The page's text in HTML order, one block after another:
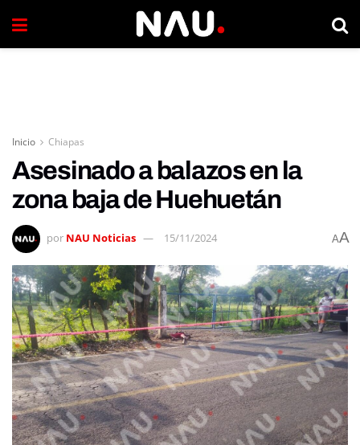
Inicio Chiapas
Asesinado a balazos en la
zona baja de Huehuetán
por NAU Noticias 15/11/2024 AA